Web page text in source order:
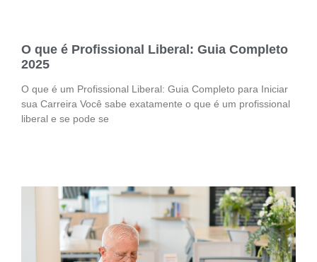
O que é Profissional Liberal: Guia Completo
2025
O que é um Profissional Liberal: Guia Completo para Iniciar
sua Carreira Você sabe exatamente o que é um profissional
liberal e se pode se